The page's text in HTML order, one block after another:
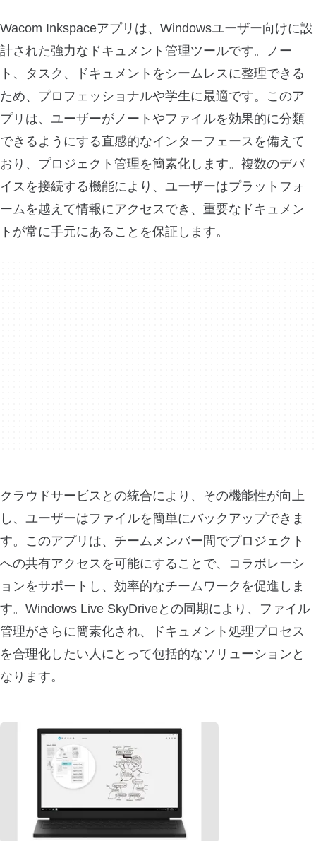
Wacom Inkspaceアプリは、Windowsユーザー向けに設
計された強力なドキュメント管理ツールです。ノー
ト、タスク、ドキュメントをシームレスに整理できる
ため、プロフェッショナルや学生に最適です。このア
プリは、ユーザーがノートやファイルを効果的に分類
できるようにする直感的なインターフェースを備えて
おり、プロジェクト管理を簡素化します。複数のデバ
イスを接続する機能により、ユーザーはプラットフォ
ームを越えて情報にアクセスでき、重要なドキュメン
トが常に手元にあることを保証します。
クラウドサービスとの統合により、その機能性が向上
し、ユーザーはファイルを簡単にバックアップできま
す。このアプリは、チームメンバー間でプロジェクト
への共有アクセスを可能にすることで、コラボレーシ
ョンをサポートし、効率的なチームワークを促進しま
す。Windows Live SkyDriveとの同期により、ファイル
管理がさらに簡素化され、ドキュメント処理プロセス
を合理化したい人にとって包括的なソリューションと
なります。